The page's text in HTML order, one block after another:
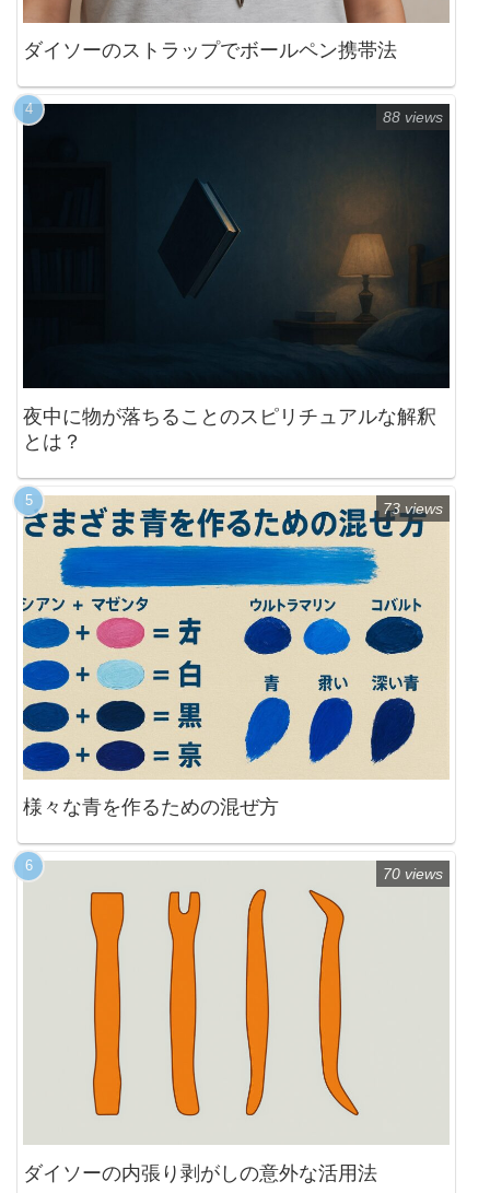
ダイソーのストラップでボールペン携帯法
夜中に物が落ちることのスピリチュアルな解釈
とは？
88 views
様々な青を作るための混ぜ方
73 views
ダイソーの内張り剥がしの意外な活用法
70 views